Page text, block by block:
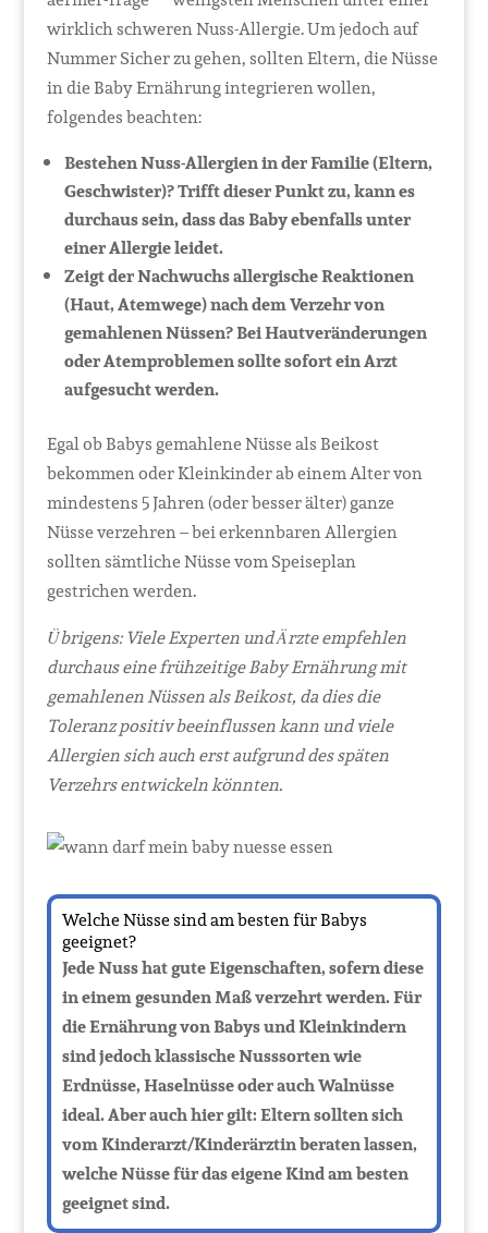
wirklich schweren Nuss-Allergie. Um jedoch auf
Nummer Sicher zu gehen, sollten Eltern, die Nüsse
in die Baby Ernährung integrieren wollen,
folgendes beachten:
Bestehen Nuss-Allergien in der Familie (Eltern,
Geschwister)? Trifft dieser Punkt zu, kann es
durchaus sein, dass das Baby ebenfalls unter
einer Allergie leidet.
Zeigt der Nachwuchs allergische Reaktionen
(Haut, Atemwege) nach dem Verzehr von
gemahlenen Nüssen? Bei Hautveränderungen
oder Atemproblemen sollte sofort ein Arzt
aufgesucht werden.
Egal ob Babys gemahlene Nüsse als Beikost
bekommen oder Kleinkinder ab einem Alter von
mindestens 5 Jahren (oder besser älter) ganze
Nüsse verzehren – bei erkennbaren Allergien
sollten sämtliche Nüsse vom Speiseplan
gestrichen werden.
Übrigens: Viele Experten und Ärzte empfehlen
durchaus eine frühzeitige Baby Ernährung mit
gemahlenen Nüssen als Beikost, da dies die
Toleranz positiv beeinflussen kann und viele
Allergien sich auch erst aufgrund des späten
Verzehrs entwickeln könnten.
Welche Nüsse sind am besten für Babys
geeignet?
Jede Nuss hat gute Eigenschaften, sofern diese
in einem gesunden Maß verzehrt werden. Für
die Ernährung von Babys und Kleinkindern
sind jedoch klassische Nusssorten wie
Erdnüsse, Haselnüsse oder auch Walnüsse
ideal. Aber auch hier gilt: Eltern sollten sich
vom Kinderarzt/Kinderärztin beraten lassen,
welche Nüsse für das eigene Kind am besten
geeignet sind.